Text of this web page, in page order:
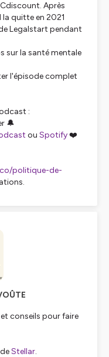
Après
la quitte en 2021
Legalstart pendant
sur la santé mentale
l'épisode complet
:
🔔
ou Spotify❤️
politique-de-
conseils pour faire
Stellar.